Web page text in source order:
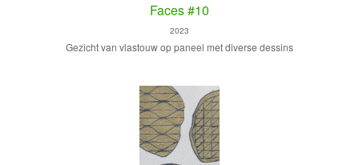
Faces #10
2023
Gezicht van vlastouw op paneel met diverse dessins